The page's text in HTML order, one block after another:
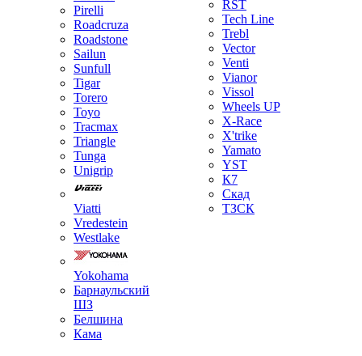
Pirelli
Roadcruza
Roadstone
Sailun
Sunfull
Tigar
Torero
Toyo
Tracmax
Triangle
Tunga
Unigrip
Viatti
Vredestein
Westlake
Yokohama
Барнаульский
ШЗ
Белшина
Кама
RST
Tech Line
Trebl
Vector
Venti
Vianor
Vissol
Wheels UP
X-Race
X'trike
Yamato
YST
К7
Скад
ТЗСК